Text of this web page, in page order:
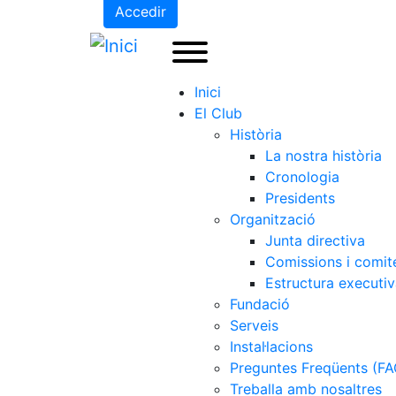
Accedir
Inici
El Club
Història
La nostra història
Cronologia
Presidents
Organització
Junta directiva
Comissions i
Estructura
Fundació
Serveis
Instal·lacions
Preguntes Freqüents
Treballa amb nosaltres